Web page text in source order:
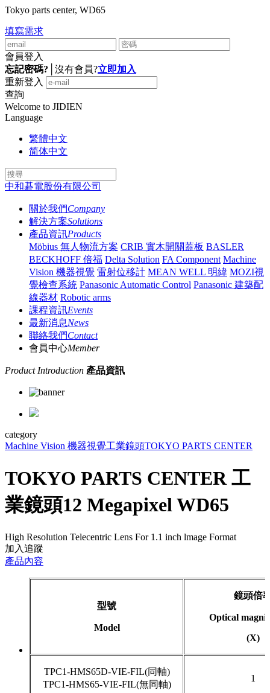
Tokyo parts center, WD65
填寫需求
會員登入
忘記密碼?
沒有會員?立即加入
重新登入
查詢
Welcome to JIDIEN
Language
繁體中文
简体中文
中和碁電股份有限公司
關於我們Company
解決方案Solutions
產品資訊Products
Möbius 無人物流方案 CRIB 實木開關蓋板 BASLER
BECKHOFF 倍福 Delta Solution FA Component Machine
Vision 機器視覺 雷射位移計 MEAN WELL 明緯 MOZI視
覺檢查系統 Panasonic Automatic Control Panasonic 建築配
線器材 Robotic arms
課程資訊Events
最新消息News
聯絡我們Contact
會員中心Member
Product Introduction 產品資訊
category
Machine Vision 機器視覺工業鏡頭TOKYO PARTS CENTER
TOKYO PARTS CENTER 工
業鏡頭12 Megapixel WD65
High Resolution Telecentric Lens For 1.1 inch lmage Format
加入追蹤
產品內容
型號
Model
鏡頭倍
Optical
(X)
TPC1-HMS65D-VIE-FIL(同軸)
TPC1-HMS65-VIE-FIL(無同軸)
1